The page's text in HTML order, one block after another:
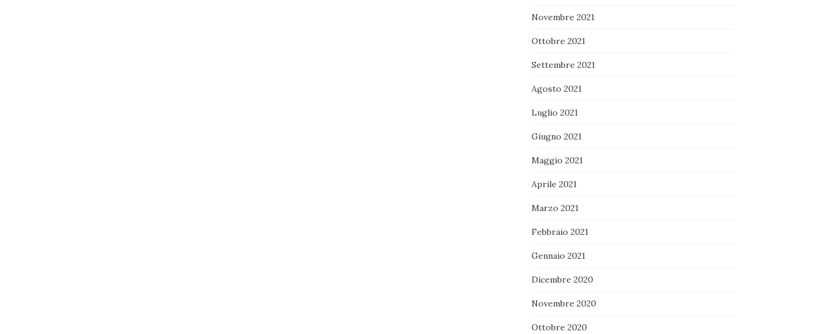
Novembre 2021
Ottobre 2021
Settembre 2021
Agosto 2021
Luglio 2021
Giugno 2021
Maggio 2021
Aprile 2021
Marzo 2021
Febbraio 2021
Gennaio 2021
Dicembre 2020
Novembre 2020
Ottobre 2020